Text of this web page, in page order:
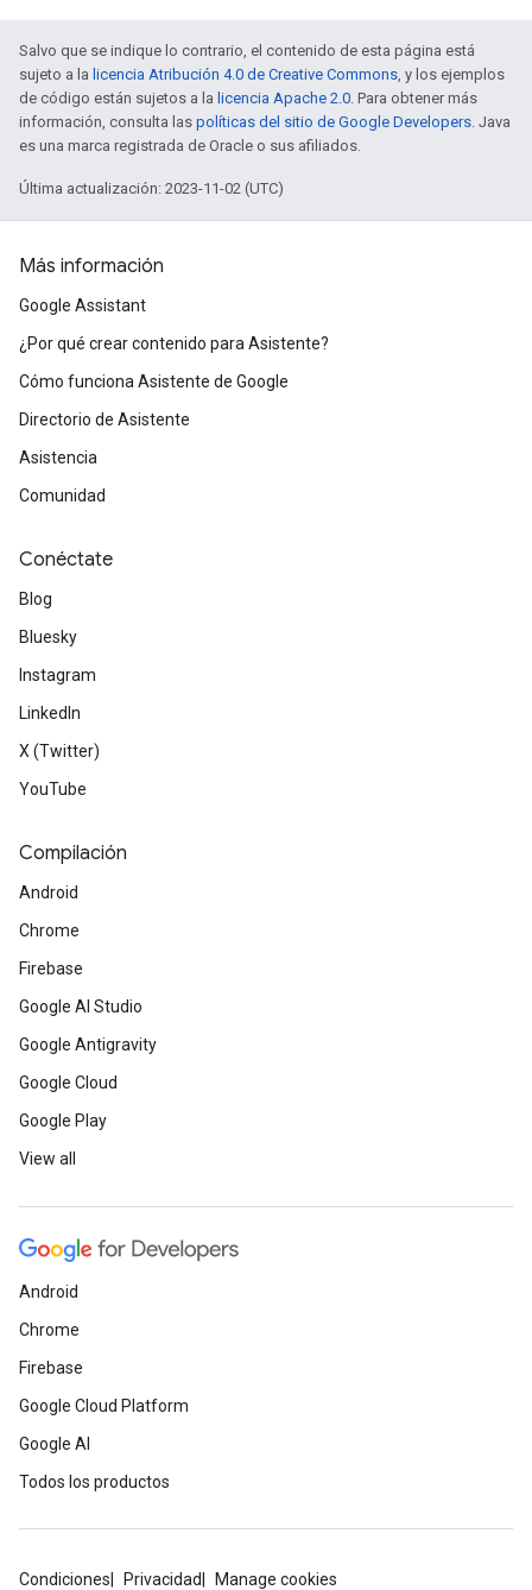
Salvo que se indique lo contrario, el contenido de esta página está
sujeto a la licencia Atribución 4.0 de Creative Commons, y los ejemplos
de código están sujetos a la licencia Apache 2.0. Para obtener más
información, consulta las políticas del sitio de Google Developers. Java
es una marca registrada de Oracle o sus afiliados.
Última actualización: 2023-11-02 (UTC)
Más información
Google Assistant
¿Por qué crear contenido para Asistente?
Cómo funciona Asistente de Google
Directorio de Asistente
Asistencia
Comunidad
Conéctate
Blog
Bluesky
Instagram
LinkedIn
X (Twitter)
YouTube
Compilación
Android
Chrome
Firebase
Google AI Studio
Google Antigravity
Google Cloud
Google Play
View all
Android
Chrome
Firebase
Google Cloud Platform
Google AI
Todos los productos
Condiciones Privacidad Manage cookies